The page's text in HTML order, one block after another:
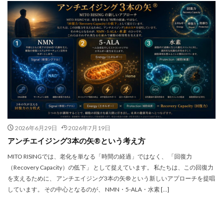
2026年6月29日 2026年7月19日
アンチエイジング3本の矢®という考え方
MITO RISINGでは、老化を単なる「時間の経過」ではなく、 「回復力
（Recovery Capacity）の低下」 として捉えています。 私たちは、この回復力
を支えるために、 アンチエイジング3本の矢® という新しいアプローチを提唱
しています。 その中心となるのが、 NMN・5-ALA・水素 […]